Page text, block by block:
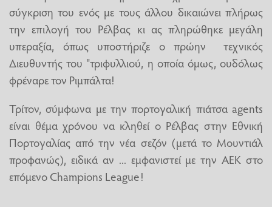
σύγκριση του ενός με τους άλλου δικαιώνει πλήρως
την επιλογή του Ρέλβας κι ας πληρώθηκε μεγάλη
υπεραξία, όπως υποστήριζε ο πρώην τεχνικός
Διευθυντής του "τριφυλλιού, η οποία όμως, ουδόλως
φρέναρε τον Ριμπάλτα!
Τρίτον, σύμφωνα με την πορτογαλική πιάτσα agents
είναι θέμα χρόνου να κληθεί ο Ρέλβας στην Εθνική
Πορτογαλίας από την νέα σεζόν (μετά το Μουντιάλ
προφανώς), ειδικά αν ... εμφανιστεί με την ΑΕΚ στο
επόμενο Champions League!